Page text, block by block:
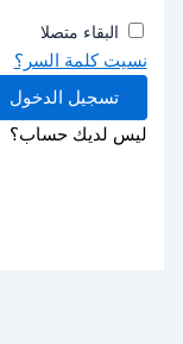
البقاء متصلا
نسيت كلمة السر؟
تسجيل الدخول
ليس لديك حساب؟